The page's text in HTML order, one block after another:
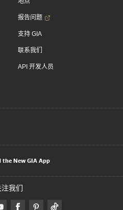
报告问题
支持 GIA
联系我们
API 开发人员
the New GIA App
注我们